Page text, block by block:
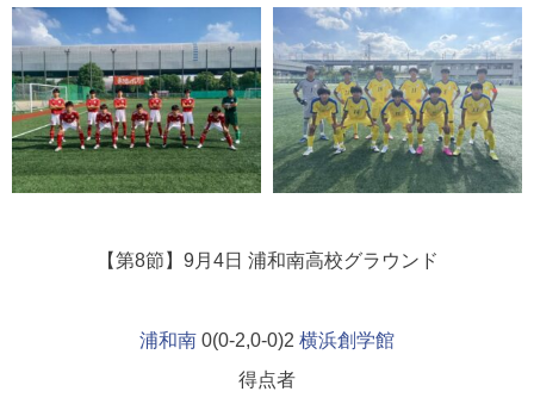
【第8節】9月4日 浦和南高校グラウンド
浦和南 0(0-2,0-0)2 横浜創学館
得点者